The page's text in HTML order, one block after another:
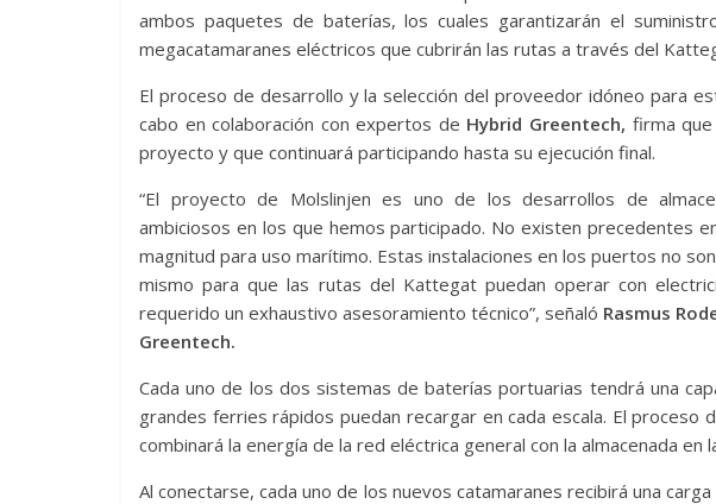
ambos paquetes de baterías, los cuales garantizarán el
megacatamaranes eléctricos que cubrirán las rutas a través del
El proceso de desarrollo y la selección del proveedor idóneo para
cabo en colaboración con expertos de Hybrid Greentech, firma
proyecto y que continuará participando hasta su ejecución final.
“El proyecto de Molslinjen es uno de los desarrollos de
ambiciosos en los que hemos participado. No existen precedentes
magnitud para uso marítimo. Estas instalaciones en los puertos no
mismo para que las rutas del Kattegat puedan operar con
requerido un exhaustivo asesoramiento técnico”, señaló Rasmus
Greentech.
Cada uno de los dos sistemas de baterías portuarias tendrá una
grandes ferries rápidos puedan recargar en cada escala. El proceso
combinará la energía de la red eléctrica general con la almacenada en
Al conectarse, cada uno de los nuevos catamaranes recibirá una